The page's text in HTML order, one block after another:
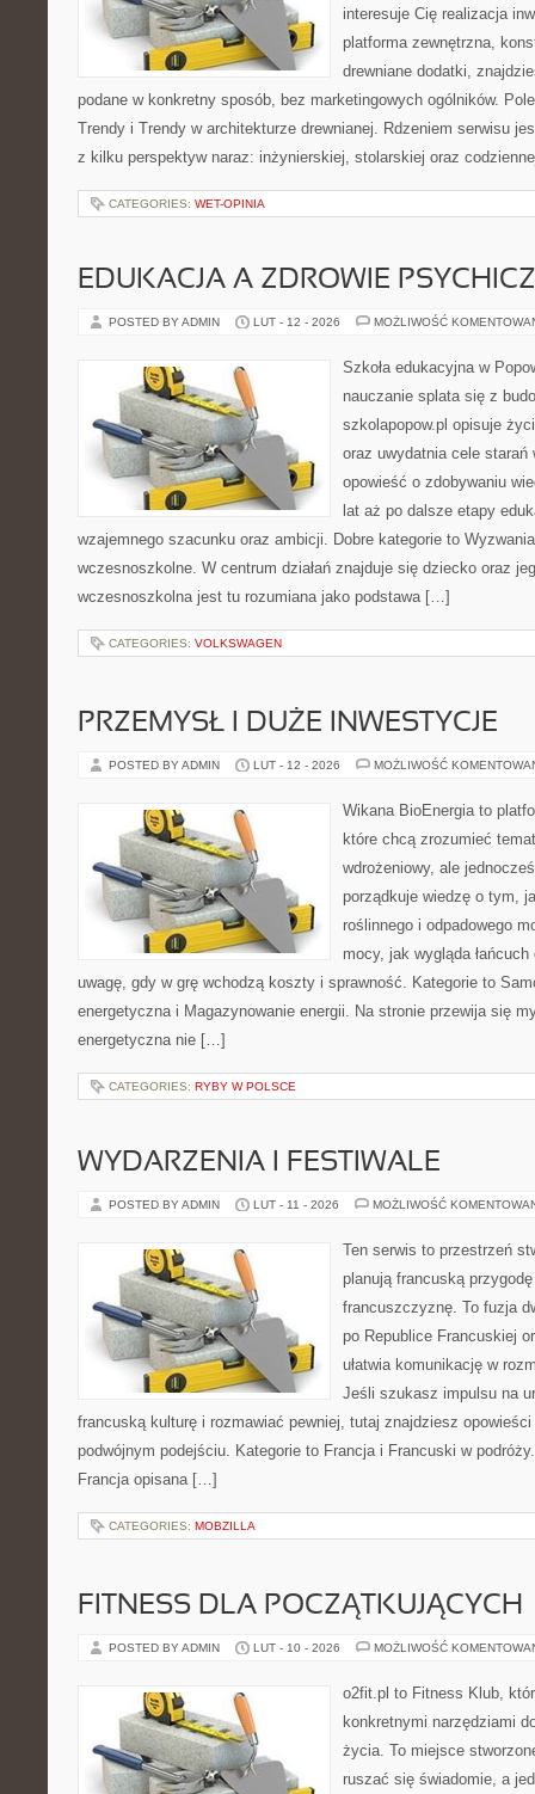
interesuje Cię realizacja
platforma zewnętrzna,
drewniane dodatki,
podane w konkretny sposób, bez marketingowych ogólników.
Trendy i Trendy w architekturze drewnianej. Rdzeniem serwisu
z kilku perspektyw naraz: inżynierskiej, stolarskiej oraz
CATEGORIES: WET-OPINIA
EDUKACJA A ZDROWIE
POSTED BY ADMIN LUT - 12 - 2026 MOŻLIWOŚĆ
Szkoła edukacyjna w
nauczanie splata się z
szkolapopow.pl opisuje
oraz uwydatnia cele
opowieść o zdobywaniu
lat aż po dalsze etapy
wzajemnego szacunku oraz ambicji. Dobre kategorie to
wczesnoszkolne. W centrum działań znajduje się dziecko oraz
wczesnoszkolna jest tu rozumiana jako podstawa […]
CATEGORIES: VOLKSWAGEN
PRZEMYSŁ I DUŻE INWESTYCJE
POSTED BY ADMIN LUT - 12 - 2026 MOŻLIWOŚĆ
Wikana BioEnergia to
które chcą zrozumieć
wdrożeniowy, ale
porządkuje wiedzę o tym,
roślinnego i odpadowego
mocy, jak wygląda
uwagę, gdy w grę wchodzą koszty i sprawność. Kategorie to
energetyczna i Magazynowanie energii. Na stronie przewija się
energetyczna nie […]
CATEGORIES: RYBY W POLSCE
WYDARZENIA I FESTIWALE
POSTED BY ADMIN LUT - 11 - 2026 MOŻLIWOŚĆ
Ten serwis to przestrzeń
planują francuską
francuszczyznę. To fuzja
po Republice Francuskiej
ułatwia komunikację w
Jeśli szukasz impulsu na
francuską kulturę i rozmawiać pewniej, tutaj znajdziesz opowieści
podwójnym podejściu. Kategorie to Francja i Francuski w
Francja opisana […]
CATEGORIES: MOBZILLA
FITNESS DLA POCZĄTKUJĄCYCH
POSTED BY ADMIN LUT - 10 - 2026 MOŻLIWOŚĆ
o2fit.pl to Fitness Klub,
konkretnymi narzędziami
życia. To miejsce
ruszać się świadomie, a